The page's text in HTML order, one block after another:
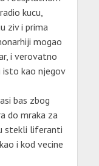
kucu,
ziv i prima
mogao
i verovatno
kao njegov
bas zbog
do mraka za
stekli liferanti
i kod vecine